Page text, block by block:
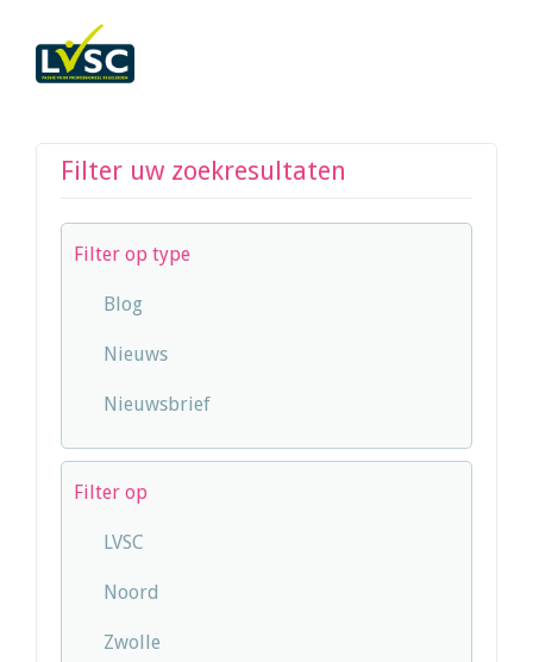
Filter uw zoekresultaten
Filter op type
Blog
Nieuws
Nieuwsbrief
Filter op
LVSC
Noord
Zwolle